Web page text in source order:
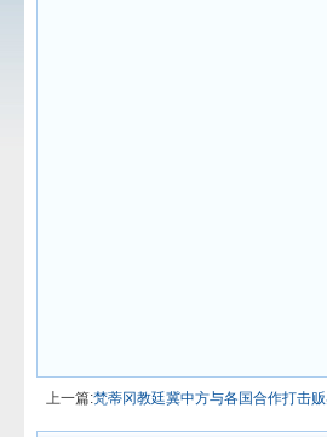
上一篇:梵蒂冈教廷冀中方与各国合作打击